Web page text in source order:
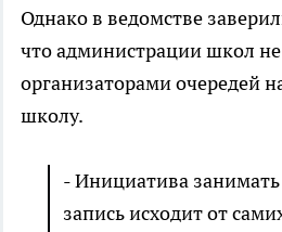
Однако в ведомстве
что администрации школ
организаторами очередей
школу.
- Инициатива
запись исходит от